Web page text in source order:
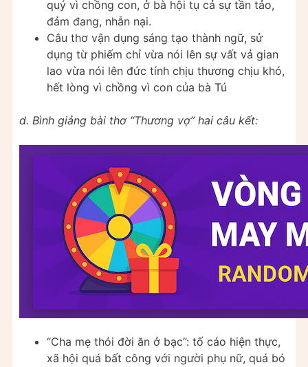
quý vì chồng con, ở bà hội tụ cả sự tần tảo,
đảm đang, nhẫn nại.
Câu thơ vận dụng sáng tạo thành ngữ, sử
dụng từ phiếm chỉ vừa nói lên sự vất vả gian
lao vừa nói lên đức tính chịu thương chịu khó,
hết lòng vì chồng vì con của bà Tú
d. Bình giảng bài thơ “Thương vợ” hai câu kết:
“Cha mẹ thói đời ăn ở bạc”: tố cáo hiện thực,
xã hội quá bất công với người phụ nữ, quá bó